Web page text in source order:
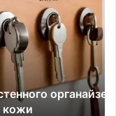
из фанеры и